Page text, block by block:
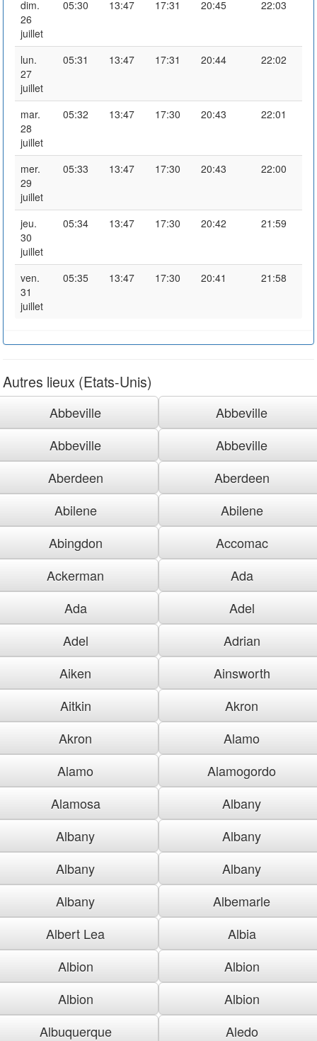
dim.
26
juillet
05:30 13:47 17:31 20:45 22:03
lun.
27
juillet
05:31 13:47 17:31 20:44 22:02
mar.
28
juillet
05:32 13:47 17:30 20:43 22:01
mer.
29
juillet
05:33 13:47 17:30 20:43 22:00
jeu.
30
juillet
05:34 13:47 17:30 20:42 21:59
ven.
31
juillet
05:35 13:47 17:30 20:41 21:58
Autres lieux (Etats-Unis)
Abbeville
Abbeville
Abbeville
Abbeville
Aberdeen
Aberdeen
Abilene
Abilene
Abingdon
Accomac
Ackerman
Ada
Ada
Adel
Adel
Adrian
Aiken
Ainsworth
Aitkin
Akron
Akron
Alamo
Alamo
Alamogordo
Alamosa
Albany
Albany
Albany
Albany
Albany
Albany
Albemarle
Albert Lea
Albia
Albion
Albion
Albion
Albion
Albuquerque
Aledo